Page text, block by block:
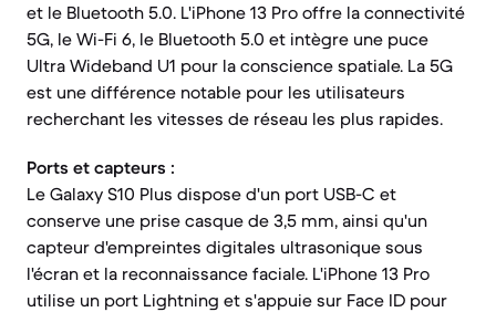
et le Bluetooth 5.0. L'iPhone 13 Pro offre la connectivité
5G, le Wi-Fi 6, le Bluetooth 5.0 et intègre une puce
Ultra Wideband U1 pour la conscience spatiale. La 5G
est une différence notable pour les utilisateurs
recherchant les vitesses de réseau les plus rapides.
Ports et capteurs :
Le Galaxy S10 Plus dispose d'un port USB-C et
conserve une prise casque de 3,5 mm, ainsi qu'un
capteur d'empreintes digitales ultrasonique sous
l'écran et la reconnaissance faciale. L'iPhone 13 Pro
utilise un port Lightning et s'appuie sur Face ID pour